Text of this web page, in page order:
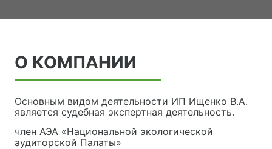
О КОМПАНИИ
Основным видом деятельности ИП Ищенко В.А.
является судебная экспертная деятельность.
член АЭА «Национальной экологической
аудиторской Палаты»